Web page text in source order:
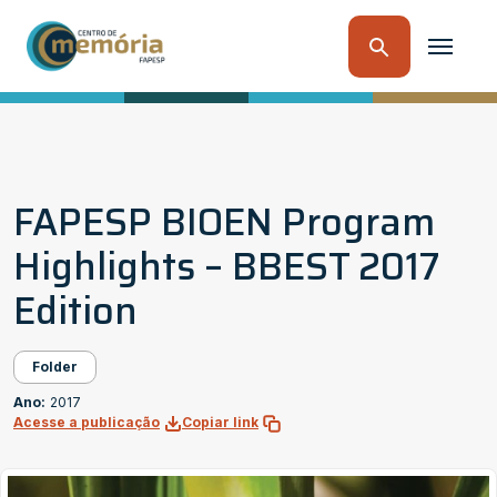
FAPESP BIOEN Program
Highlights – BBEST 2017
Edition
Folder
Ano: 2017
Acesse a publicação
Copiar link